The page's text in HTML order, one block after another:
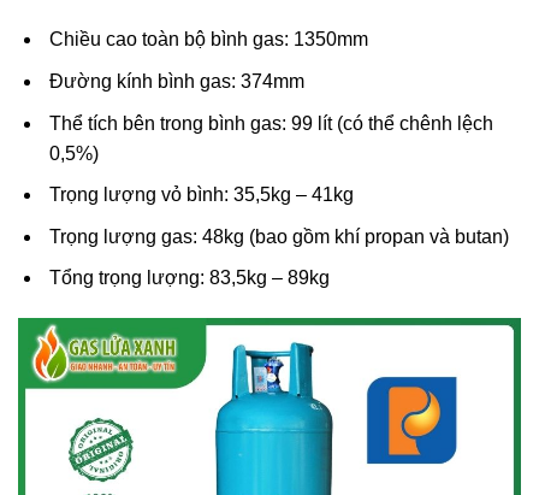
Chiều cao toàn bộ bình gas: 1350mm
Đường kính bình gas: 374mm
Thể tích bên trong bình gas: 99 lít (có thể chênh lệch
0,5%)
Trọng lượng vỏ bình: 35,5kg – 41kg
Trọng lượng gas: 48kg (bao gồm khí propan và butan)
Tổng trọng lượng: 83,5kg – 89kg